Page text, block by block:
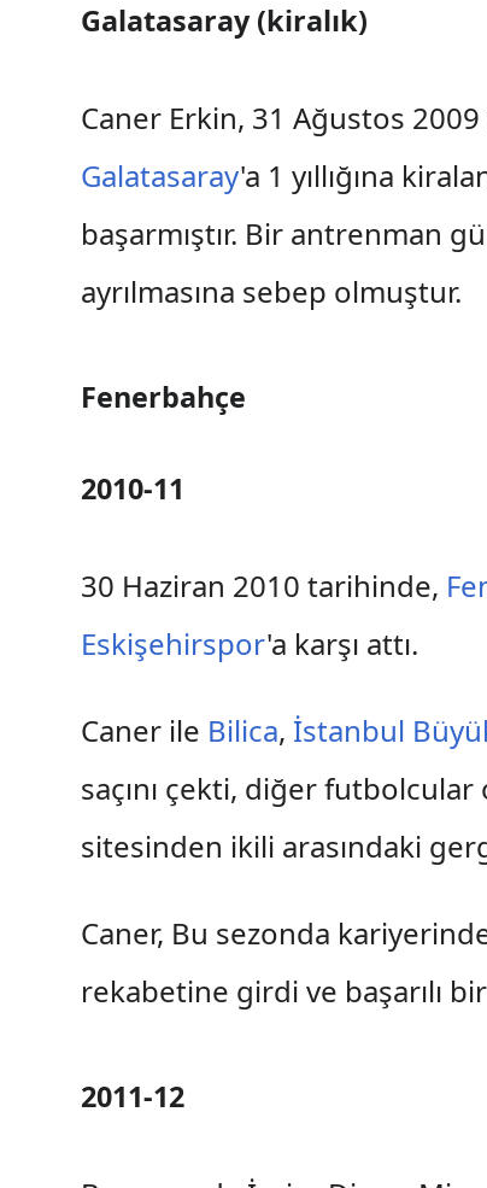
Galatasaray (kiralık)
Caner Erkin, 31 Ağustos
Galatasaray'a 1 yıllığına
başarmıştır. Bir antrenman
ayrılmasına sebep olmuştur.
Fenerbahçe
2010-11
30 Haziran 2010 tarihinde,
Eskişehirspor'a karşı attı.
Caner ile Bilica, İstanbul
saçını çekti, diğer
sitesinden ikili arasındaki
Caner, Bu sezonda
rekabetine girdi ve başarılı
2011-12